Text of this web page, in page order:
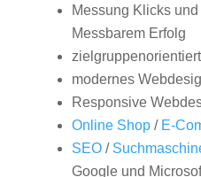
Messung Klicks
Messbarem Erfolg
modernes
Responsive
Online Shop/ E-
SEO/
Google und